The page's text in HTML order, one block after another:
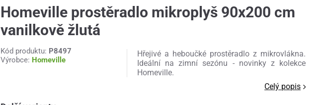
Homeville prostěradlo mikroplyš 90x200 cm
vanilkově žlutá
Kód produktu: P8497
Výrobce: Homeville
Hřejivé a heboučké prostěradlo z mikrovlákna.
Ideální na zimní sezónu - novinky z kolekce
Homeville.
Celý popis